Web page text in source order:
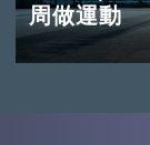
周做運動